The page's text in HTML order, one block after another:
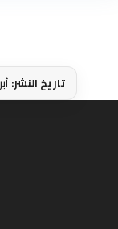
تاريخ النشر: